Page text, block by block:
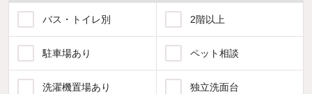
バス・トイレ別 2階以上
駐車場あり ペット相談
洗濯機置場あり 独立洗面台